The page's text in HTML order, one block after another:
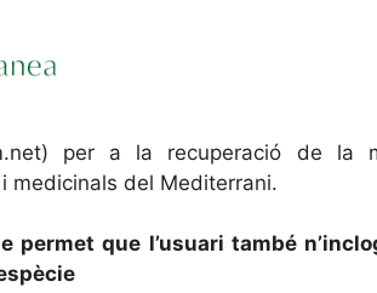
per a la recuperació de la
medicinals del Mediterrani.
permet que l’usuari també